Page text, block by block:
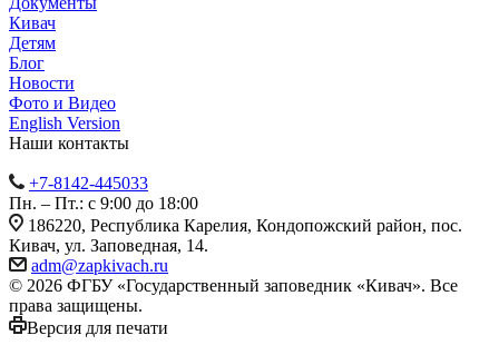
Кивач
Детям
Блог
Новости
Фото и Видео
English Version
Наши контакты
+7-8142-445033
Пн. – Пт.: с 9:00 до 18:00
186220, Республика Карелия, Кондопожский район, пос.
Кивач, ул. Заповедная, 14.
adm@zapkivach.ru
© 2026 ФГБУ «Государственный заповедник «Кивач». Все
права защищены.
Версия для печати